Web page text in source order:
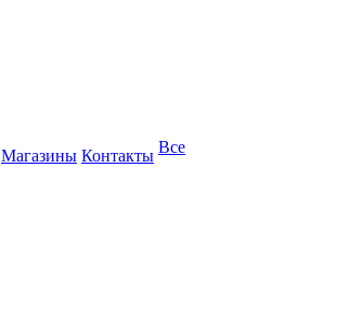
Магазины Контакты Все